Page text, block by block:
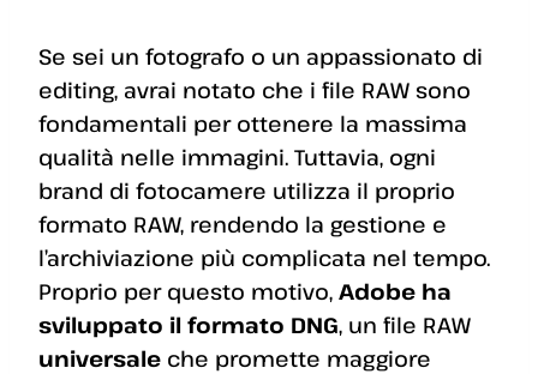
Se sei un fotografo o un appassionato di
editing, avrai notato che i file RAW sono
fondamentali per ottenere la massima
qualità nelle immagini. Tuttavia, ogni
brand di fotocamere utilizza il proprio
formato RAW, rendendo la gestione e
l’archiviazione più complicata nel tempo.
Proprio per questo motivo, Adobe ha
sviluppato il formato DNG, un file RAW
universale che promette maggiore